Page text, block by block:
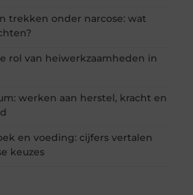
trekken onder narcose: wat
rol van heiwerkzaamheden in
werken aan herstel, kracht en
en voeding: cijfers vertalen
keuzes